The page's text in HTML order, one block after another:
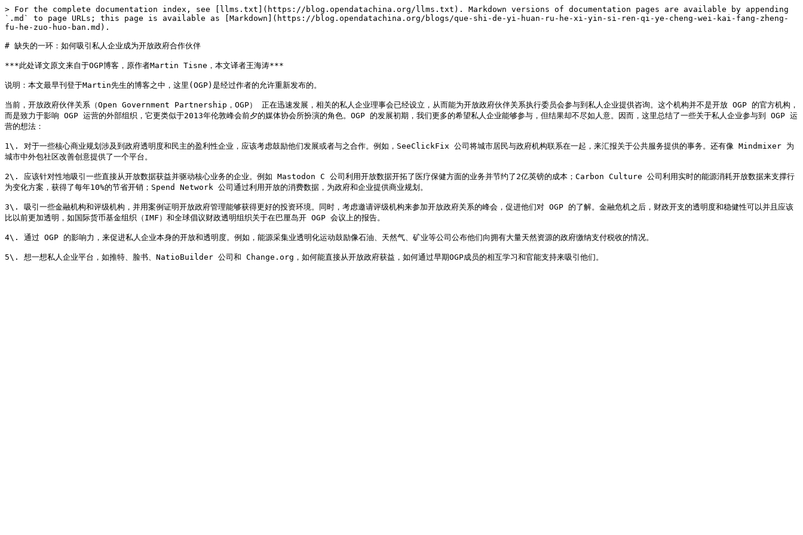
> For the complete documentation index, see [llms.txt](https://blog.opendatachina.org/llms.txt). Markdown versions of documentation pages are available by appending
`.md` to page URLs; this page is available as [Markdown](https://blog.opendatachina.org/blogs/que-shi-de-yi-huan-ru-he-xi-yin-si-ren-qi-ye-cheng-wei-kai-fang-zheng-
fu-he-zuo-huo-ban.md).
# 缺失的一环：如何吸引私人企业成为开放政府合作伙伴
***此处译文原文来自于OGP博客，原作者Martin Tisne，本文译者王海涛***
说明：本文最早刊登于Martin先生的博客之中，这里(OGP)是经过作者的允许重新发布的。
当前，开放政府伙伴关系（Open Government Partnership，OGP） 正在迅速发展，相关的私人企业理事会已经设立，从而能为开放政府伙伴关系执行委员会参与到私人企业提供咨询。这个机构并不是开放 OGP 的官方机构，
而是致力于影响 OGP 运营的外部组织，它更类似于2013年伦敦峰会前夕的媒体协会所扮演的角色。OGP 的发展初期，我们更多的希望私人企业能够参与，但结果却不尽如人意。因而，这里总结了一些关于私人企业参与到 OGP 运
营的想法：
1\. 对于一些核心商业规划涉及到政府透明度和民主的盈利性企业，应该考虑鼓励他们发展或者与之合作。例如，SeeClickFix 公司将城市居民与政府机构联系在一起，来汇报关于公共服务提供的事务。还有像 Mindmixer 为
城市中外包社区改善创意提供了一个平台。
2\. 应该针对性地吸引一些直接从开放数据获益并驱动核心业务的企业。例如 Mastodon C 公司利用开放数据开拓了医疗保健方面的业务并节约了2亿英镑的成本；Carbon Culture 公司利用实时的能源消耗开放数据来支撑行
为变化方案，获得了每年10%的节省开销；Spend Network 公司通过利用开放的消费数据，为政府和企业提供商业规划。
3\. 吸引一些金融机构和评级机构，并用案例证明开放政府管理能够获得更好的投资环境。同时，考虑邀请评级机构来参加开放政府关系的峰会，促进他们对 OGP 的了解。金融危机之后，财政开支的透明度和稳健性可以并且应该
比以前更加透明，如国际货币基金组织（IMF）和全球倡议财政透明组织关于在巴厘岛开 OGP 会议上的报告。
4\. 通过 OGP 的影响力，来促进私人企业本身的开放和透明度。例如，能源采集业透明化运动鼓励像石油、天然气、矿业等公司公布他们向拥有大量天然资源的政府缴纳支付税收的情况。